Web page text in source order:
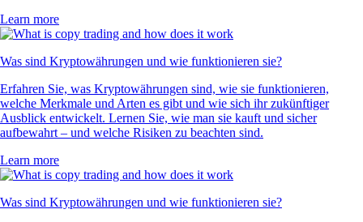
Learn more
Was sind Kryptowährungen und wie funktionieren sie?
Erfahren Sie, was Kryptowährungen sind, wie sie funktionieren,
welche Merkmale und Arten es gibt und wie sich ihr zukünftiger
Ausblick entwickelt. Lernen Sie, wie man sie kauft und sicher
aufbewahrt – und welche Risiken zu beachten sind.
Learn more
Was sind Kryptowährungen und wie funktionieren sie?